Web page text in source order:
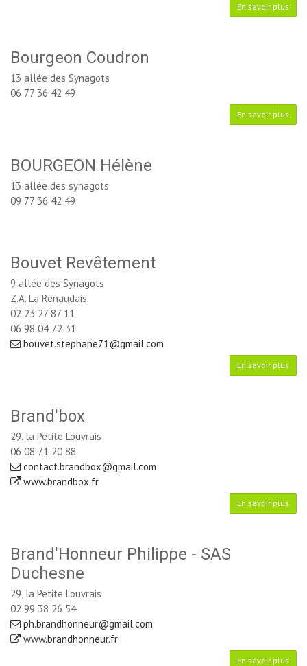
En savoir plus
Bourgeon Coudron
13 allée des Synagots
06 77 36 42 49
En savoir plus
BOURGEON Hélène
13 allée des synagots
09 77 36 42 49
Bouvet Revêtement
9 allée des Synagots
Z.A. La Renaudais
02 23 27 87 11
06 98 04 72 31
bouvet.stephane71@gmail.com
En savoir plus
Brand'box
29, la Petite Louvrais
06 08 71 20 88
contact.brandbox@gmail.com
www.brandbox.fr
En savoir plus
Brand'Honneur Philippe - SAS
Duchesne
29, la Petite Louvrais
02 99 38 26 54
ph.brandhonneur@gmail.com
www.brandhonneur.fr
En savoir plus